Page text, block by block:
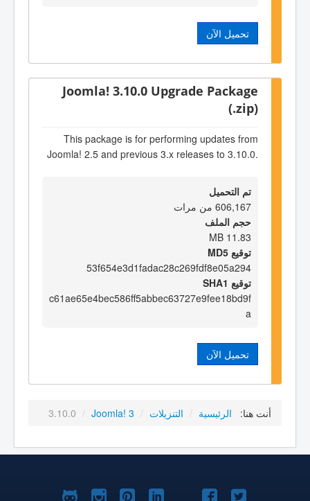
تحميل الآن
Joomla! 3.10.0 Upgrade Package
(.zip)
This package is for performing updates from
Joomla! 2.5 and previous 3.x releases to 3.10.0.
تم التحميل
606,167 من مرات
حجم الملف
11.83 MB
توقيع MD5
53f654e3d1fadac28c269fdf8e05a294
توقيع SHA1
c61ae65e4bec586ff5abbec63727e9fee18bd9f
a
تحميل الآن
أنت هنا: الرئيسية / التنزيلات /
Joomla! 3
/
3.10.0